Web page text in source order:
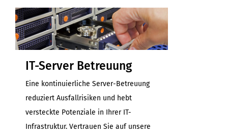
IT-Server Betreuung
Eine kontinuierliche Server-Betreuung
reduziert Ausfallrisiken und hebt
versteckte Potenziale in Ihrer IT-
Infrastruktur. Vertrauen Sie auf unsere